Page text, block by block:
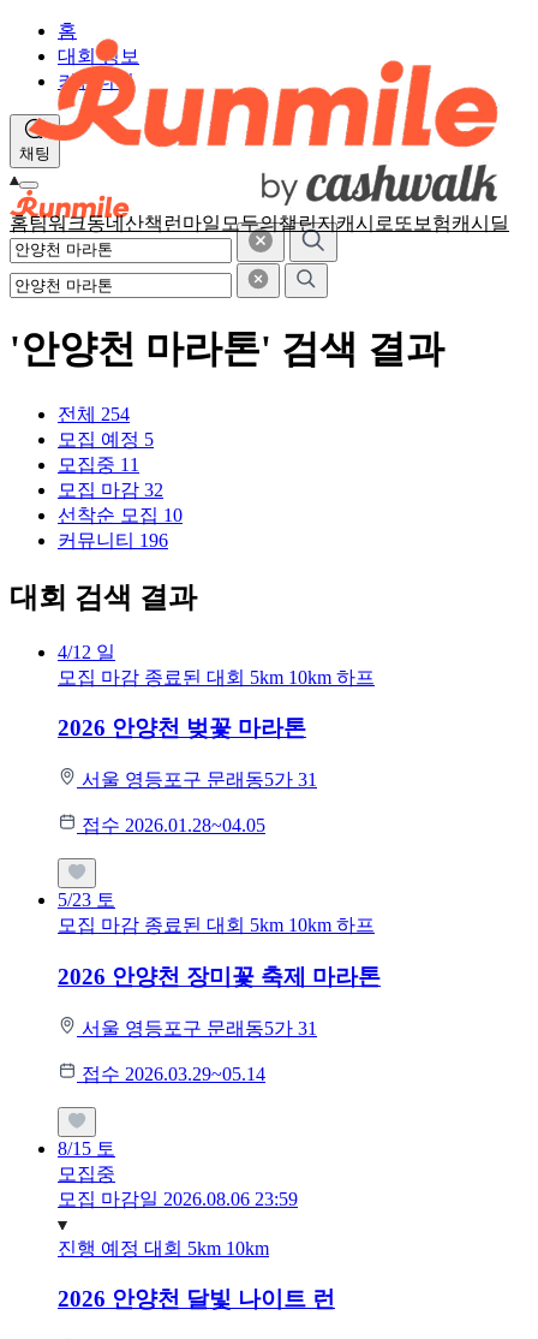
홈팀워크동네산책 런마일 모두의챌린지캐시로또 보험캐시딜
홈
대회 정보
커뮤니티
채팅
'안양천 마라톤' 검색 결과
전체 254
모집 예정 5
모집중 11
모집 마감 32
선착순 모집 10
커뮤니티 196
대회 검색 결과
4/12 일
모집 마감 종료된 대회 5km 10km 하프
2026 안양천 벚꽃 마라톤
서울 영등포구 문래동5가 31
접수 2026.01.28~04.05
5/23 토
모집 마감 종료된 대회 5km 10km 하프
2026 안양천 장미꽃 축제 마라톤
서울 영등포구 문래동5가 31
접수 2026.03.29~05.14
8/15 토
모집중
모집 마감일 2026.08.06 23:59
진행 예정 대회 5km 10km
2026 안양천 달빛 나이트 런